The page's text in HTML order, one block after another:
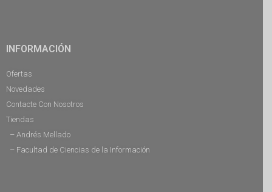
INFORMACIÓN
Ofertas
Novedades
Contacte Con Nosotros
Tiendas
– Andrés Mellado
– Facultad de Ciencias de la Información